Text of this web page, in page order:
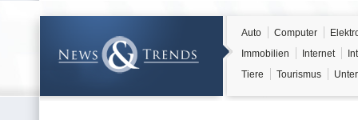
Auto Computer
Immobilien
Internet
Tiere
Tourismus